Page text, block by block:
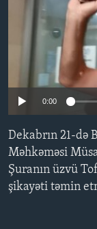
BIZI IZLƏYIN
Dillər
No
0:00
Dekabrın 21-də
Məhkəməsi
Şuranın üzvü
şikayəti təmin